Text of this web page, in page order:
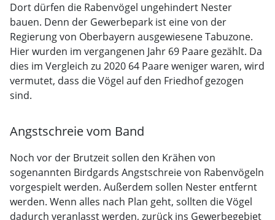
Dort dürfen die Rabenvögel ungehindert Nester
bauen. Denn der Gewerbepark ist eine von der
Regierung von Oberbayern ausgewiesene Tabuzone.
Hier wurden im vergangenen Jahr 69 Paare gezählt. Da
dies im Vergleich zu 2020 64 Paare weniger waren, wird
vermutet, dass die Vögel auf den Friedhof gezogen
sind.
Angstschreie vom Band
Noch vor der Brutzeit sollen den Krähen von
sogenannten Birdgards Angstschreie von Rabenvögeln
vorgespielt werden. Außerdem sollen Nester entfernt
werden. Wenn alles nach Plan geht, sollten die Vögel
dadurch veranlasst werden, zurück ins Gewerbegebiet